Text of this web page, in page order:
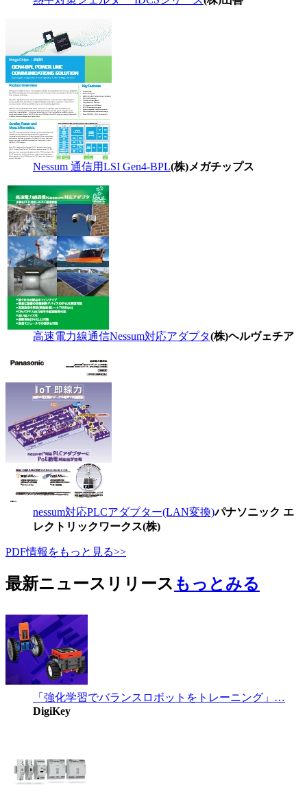
Nessum 通信用LSI Gen4-BPL(株)メガチップス
高速電力線通信Nessum対応アダプタ(株)ヘルヴェチア
nessum対応PLCアダプター(LAN変換)パナソニック エ
レクトリックワークス(株)
PDF情報をもっと見る>>
最新ニュースリリース もっとみる
「強化学習でバランスロボットをトレーニング」…
DigiKey